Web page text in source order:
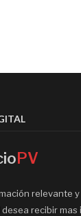
PV
relevante
recibir mas